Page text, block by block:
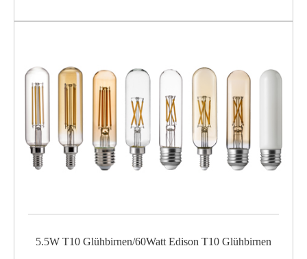
5.5W T10 Glühbirnen/60Watt Edison T10 Glühbirnen